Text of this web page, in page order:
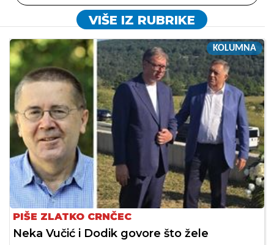
VIŠE IZ RUBRIKE
KOLUMNA
PIŠE ZLATKO CRNČEC
Neka Vučić i Dodik govore što žele